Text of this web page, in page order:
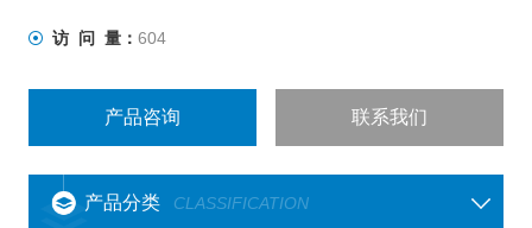
访 问 量： 604
产品咨询 联系我们
产品分类 CLASSIFICATION